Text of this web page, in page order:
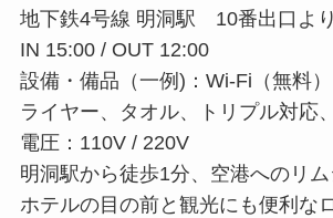
地下鉄4号線 明洞駅 10番出口よ
IN 15:00 / OUT 12:00
設備・備品（一例)：Wi-Fi（無料
ライヤー、タオル、トリプル対応
電圧：110V / 220V
明洞駅から徒歩1分、空港へのリ
ホテルの目の前と観光にも便利な